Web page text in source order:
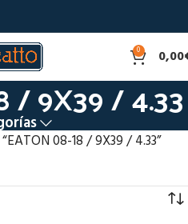
0 0,00
/ 9X39 / 4.33
08-18 / 9X39 / 4.33”